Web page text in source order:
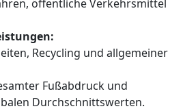
öffentliche Verkehrsmittel
Recycling und allgemeiner
Fußabdruck und
Durchschnittswerten.